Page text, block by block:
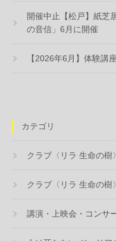
開催中止【松戸】紙芝
の音信」6月に開催
【2026年6月】体験講
カテゴリ
クラブ〈リラ 生命の樹
クラブ〈リラ 生命の樹
講演・上映会・コンサ